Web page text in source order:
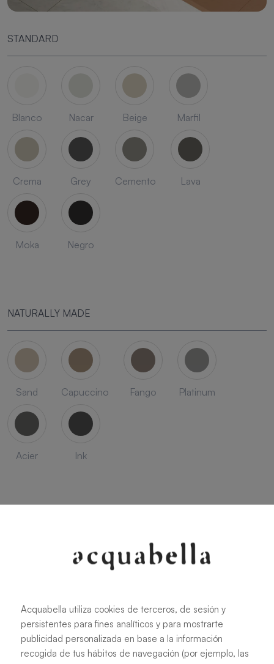
STANDARD
Blanco Nacar Beige Marfil
Crema Grey Cemento Lava
Moka Negro
NATURALLY MADE
Sand Capuccino Fango Platinum
Acier Ink
Savanna Terracota Niebla Cobalto
Acquabella utiliza cookies de terceros, de sesión y
persistentes para fines analíticos y para mostrarte
publicidad personalizada en base a la información
recogida de tus hábitos de navegación (por ejemplo, las